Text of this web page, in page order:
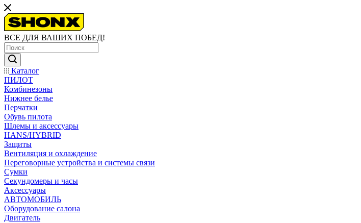
ВСЕ ДЛЯ ВАШИХ ПОБЕД!
Каталог
ПИЛОТ
Комбинезоны
Нижнее белье
Перчатки
Обувь пилота
Шлемы и аксессуары
HANS/HYBRID
Защиты
Вентиляция и охлаждение
Переговорные устройства и системы связи
Сумки
Секундомеры и часы
Аксессуары
АВТОМОБИЛЬ
Оборудование салона
Двигатель